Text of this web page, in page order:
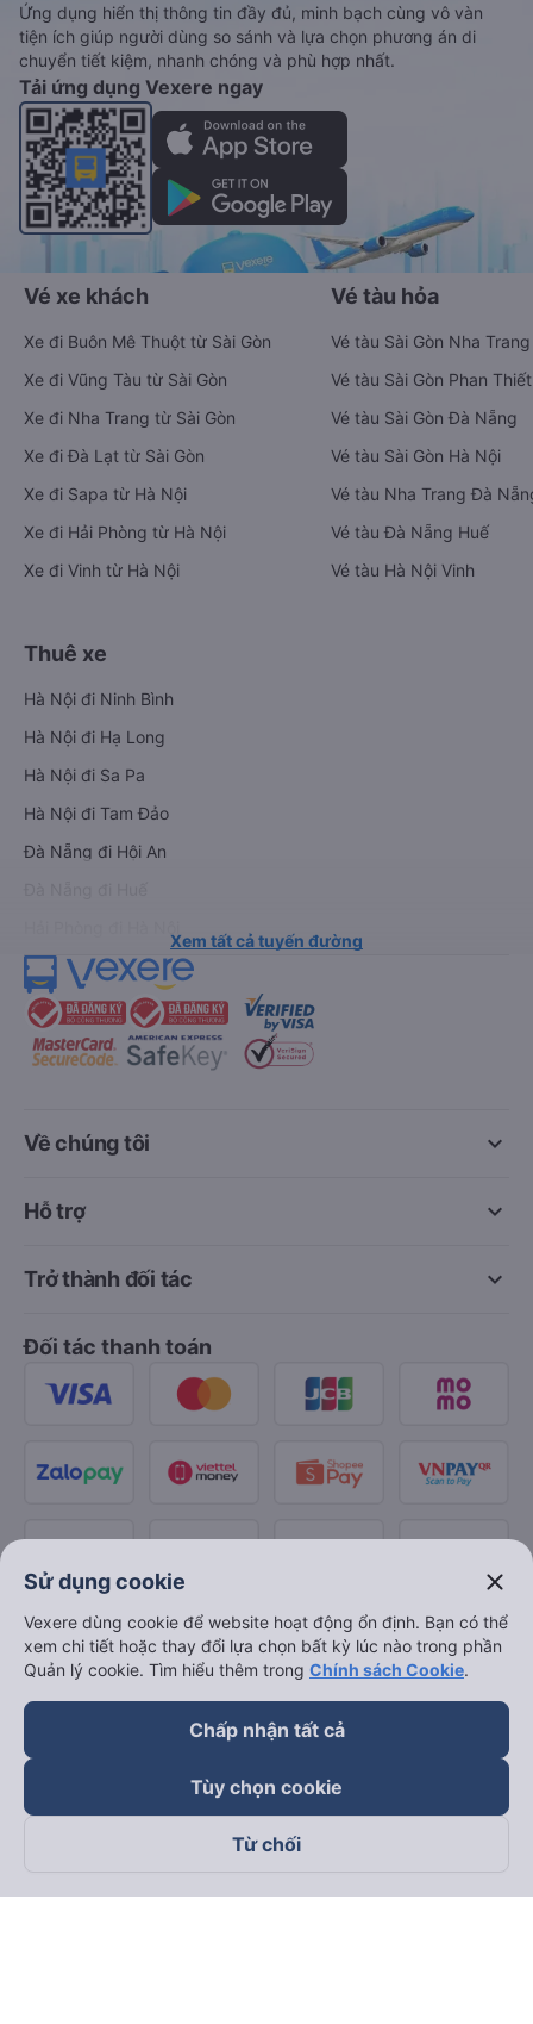
Ứng dụng hiển thị thông tin đầy đủ, minh bạch cùng vô vàn
tiện ích giúp người dùng so sánh và lựa chọn phương án di
chuyển tiết kiệm, nhanh chóng và phù hợp nhất.
Tải ứng dụng Vexere ngay
Vé xe khách
Xe đi Buôn Mê Thuột từ Sài Gòn
Xe đi Vũng Tàu từ Sài Gòn
Xe đi Nha Trang từ Sài Gòn
Xe đi Đà Lạt từ Sài Gòn
Xe đi Sapa từ Hà Nội
Xe đi Hải Phòng từ Hà Nội
Xe đi Vinh từ Hà Nội
Vé tàu hỏa
Vé tàu Sài Gòn Nha Trang
Vé tàu Sài Gòn Phan Thiết
Vé tàu Sài Gòn Đà Nẵng
Vé tàu Sài Gòn Hà Nội
Vé tàu Nha Trang Đà
Vé tàu Đà Nẵng Huế
Vé tàu Hà Nội Vinh
Thuê xe
Hà Nội đi Ninh Bình
Hà Nội đi Hạ Long
Hà Nội đi Sa Pa
Hà Nội đi Tam Đảo
Đà Nẵng đi Hội An
Xem tất cả tuyến đường
keyboard_arrow_down
Về chúng tôi
keyboard_arrow_down
Hỗ trợ
keyboard_arrow_down
Trở thành đối tác
Đối tác thanh toán
Theo dõi chúng tôi trên
Sử dụng cookie close
Vexere dùng cookie để website hoạt động ổn định. Bạn có thể
xem chi tiết hoặc thay đổi lựa chọn bất kỳ lúc nào trong phần
Quản lý cookie. Tìm hiểu thêm trong Chính sách Cookie.
Chấp nhận tất cả
Tùy chọn cookie
Từ chối